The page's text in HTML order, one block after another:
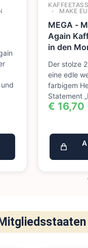
MAKE
MEGA -
Again
in den
Der stolze
eine edle
farbigem
Statement
€ 16,70